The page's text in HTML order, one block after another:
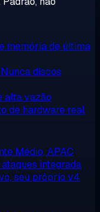
memória de última
Nunca discos
alta vazão
de hardware real
Médio, APAC
integrada
seu próprio v4